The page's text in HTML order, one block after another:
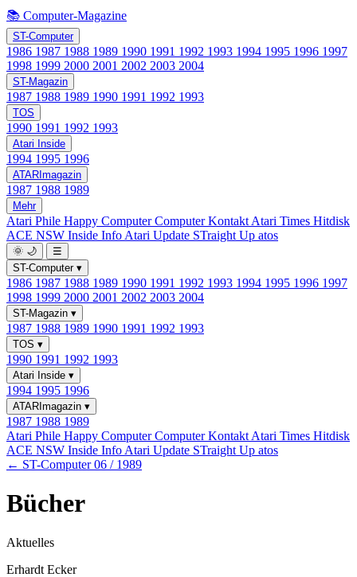
📚 Computer-Magazine
ST-Computer
1986 1987 1988 1989 1990 1991 1992 1993 1994 1995 1996 1997
1998 1999 2000 2001 2002 2003 2004
ST-Magazin
1987 1988 1989 1990 1991 1992 1993
TOS
1990 1991 1992 1993
Atari Inside
1994 1995 1996
ATARImagazin
1987 1988 1989
Mehr
Atari Phile Happy ComputerComputer Kontakt Atari Times Hitdisk
ACE NSW Inside Info Atari Update STraight Up atos
🌞 🌙
☰
ST-Computer ▾
1986 1987 1988 1989 1990 1991 1992 1993 1994 1995 1996 1997
1998 1999 2000 2001 2002 2003 2004
ST-Magazin ▾
1987 1988 1989 1990 1991 1992 1993
TOS ▾
1990 1991 1992 1993
Atari Inside ▾
1994 1995 1996
ATARImagazin ▾
1987 1988 1989
Atari Phile Happy ComputerComputer Kontakt Atari Times Hitdisk
ACE NSW Inside Info Atari Update STraight Up atos
← ST-Computer 06 / 1989
Bücher
Aktuelles
Erhardt Ecker